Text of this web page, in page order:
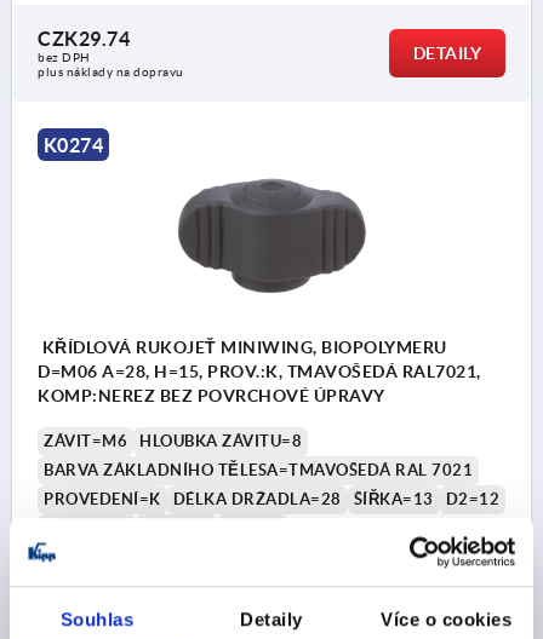
Souhlas Detaily Více o cookies
CZK29.74
bez DPH
plus náklady na dopravu
DETAILY
K0274
KŘÍDLOVÁ RUKOJEŤ MINIWING, BIOPOLYMERU
D=M06 A=28, H=15, PROV.:K, TMAVOŠEDÁ RAL7021,
KOMP:NEREZ BEZ POVRCHOVÉ ÚPRAVY
ZÁVIT=M6
HLOUBKA ZÁVITU=8
BARVA ZÁKLADNÍHO TĚLESA=TMAVOŠEDÁ RAL 7021
PROVEDENÍ=K
DÉLKA DRŽADLA=28 ŠÍŘKA=13
D2=12
Objednací číslo:
CZK29.74